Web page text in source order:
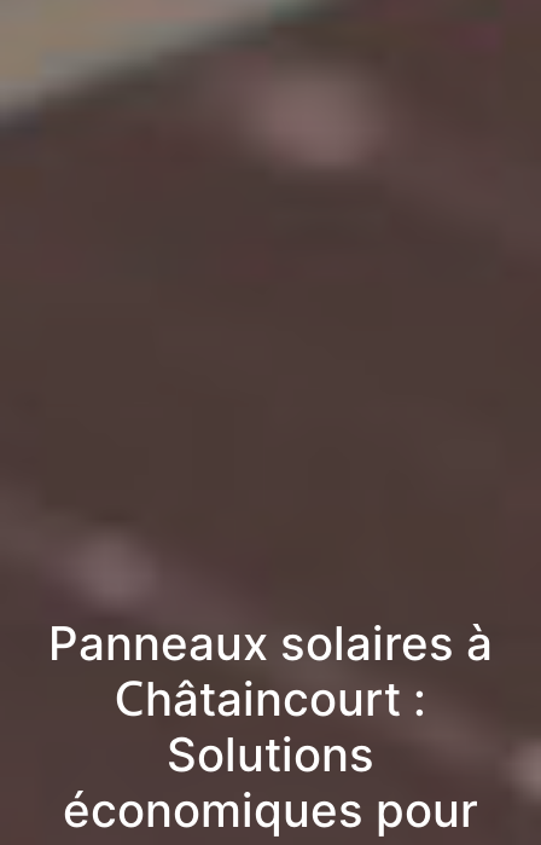
Panneaux solaires à
Châtaincourt :
Solutions
économiques pour